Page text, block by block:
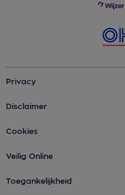
Privacy
Disclaimer
Cookies
Veilig Online
Toegankelijkheid